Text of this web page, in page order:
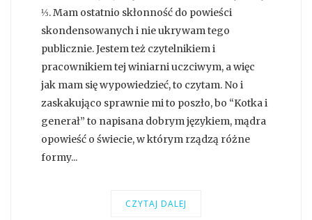
⅓. Mam ostatnio skłonność do powieści
skondensowanych i nie ukrywam tego
publicznie. Jestem też czytelnikiem i
pracownikiem tej winiarni uczciwym, a więc
jak mam się wypowiedzieć, to czytam. No i
zaskakująco sprawnie mi to poszło, bo “Kotka i
generał” to napisana dobrym językiem, mądra
opowieść o świecie, w którym rządzą różne
formy...
CZYTAJ DALEJ